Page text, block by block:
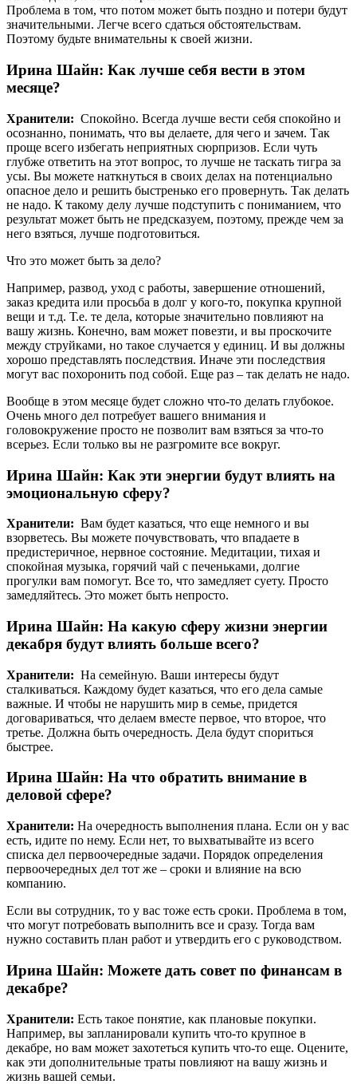
Проблема в том, что потом может быть поздно и потери будут
значительными. Легче всего сдаться обстоятельствам.
Поэтому будьте внимательны к своей жизни.
Ирина Шайн: Как лучше себя вести в этом
месяце?
Хранители: Спокойно. Всегда лучше вести себя спокойно и
осознанно, понимать, что вы делаете, для чего и зачем. Так
проще всего избегать неприятных сюрпризов. Если чуть
глубже ответить на этот вопрос, то лучше не таскать тигра за
усы. Вы можете наткнуться в своих делах на потенциально
опасное дело и решить быстренько его провернуть. Так делать
не надо. К такому делу лучше подступить с пониманием, что
результат может быть не предсказуем, поэтому, прежде чем за
него взяться, лучше подготовиться.
Что это может быть за дело?
Например, развод, уход с работы, завершение отношений,
заказ кредита или просьба в долг у кого-то, покупка крупной
вещи и т.д. Т.е. те дела, которые значительно повлияют на
вашу жизнь. Конечно, вам может повезти, и вы проскочите
между струйками, но такое случается у единиц. И вы должны
хорошо представлять последствия. Иначе эти последствия
могут вас похоронить под собой. Еще раз – так делать не надо.
Вообще в этом месяце будет сложно что-то делать глубокое.
Очень много дел потребует вашего внимания и
головокружение просто не позволит вам взяться за что-то
всерьез. Если только вы не разгромите все вокруг.
Ирина Шайн: Как эти энергии будут влиять на
эмоциональную сферу?
Хранители: Вам будет казаться, что еще немного и вы
взорветесь. Вы можете почувствовать, что впадаете в
предистеричное, нервное состояние. Медитации, тихая и
спокойная музыка, горячий чай с печеньками, долгие
прогулки вам помогут. Все то, что замедляет суету. Просто
замедляйтесь. Это может быть непросто.
Ирина Шайн: На какую сферу жизни энергии
декабря будут влиять больше всего?
Хранители: На семейную. Ваши интересы будут
сталкиваться. Каждому будет казаться, что его дела самые
важные. И чтобы не нарушить мир в семье, придется
договариваться, что делаем вместе первое, что второе, что
третье. Должна быть очередность. Дела будут спориться
быстрее.
Ирина Шайн: На что обратить внимание в
деловой сфере?
Хранители: На очередность выполнения плана. Если он у вас
есть, идите по нему. Если нет, то выхватывайте из всего
списка дел первоочередные задачи. Порядок определения
первоочередных дел тот же – сроки и влияние на всю
компанию.
Если вы сотрудник, то у вас тоже есть сроки. Проблема в том,
что могут потребовать выполнить все и сразу. Тогда вам
нужно составить план работ и утвердить его с руководством.
Ирина Шайн: Можете дать совет по финансам в
декабре?
Хранители: Есть такое понятие, как плановые покупки.
Например, вы запланировали купить что-то крупное в
декабре, но вам может захотеться купить что-то еще. Оцените,
как эти дополнительные траты повлияют на вашу жизнь и
жизнь вашей семьи.